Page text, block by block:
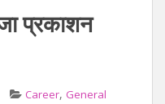
प्रकाशन
Career, General